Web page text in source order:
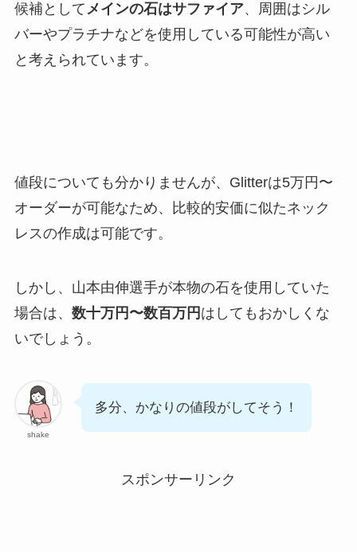
候補としてメインの石はサファイア、周囲はシル
バーやプラチナなどを使用している可能性が高い
と考えられています。
値段についても分かりませんが、Glitterは5万円〜
オーダーが可能なため、比較的安価に似たネック
レスの作成は可能です。
しかし、山本由伸選手が本物の石を使用していた
場合は、 数十万円〜数百万円 はしてもおかしくな
いでしょう。
shake
多分、かなりの値段がしてそう！
スポンサーリンク